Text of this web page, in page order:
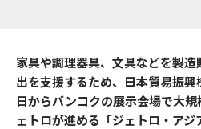
家具や調理器具、文具などを製
出を支援するため、日本貿易振
日からバンコクの展示会場で大
ェトロが進める「ジェトロ・ア